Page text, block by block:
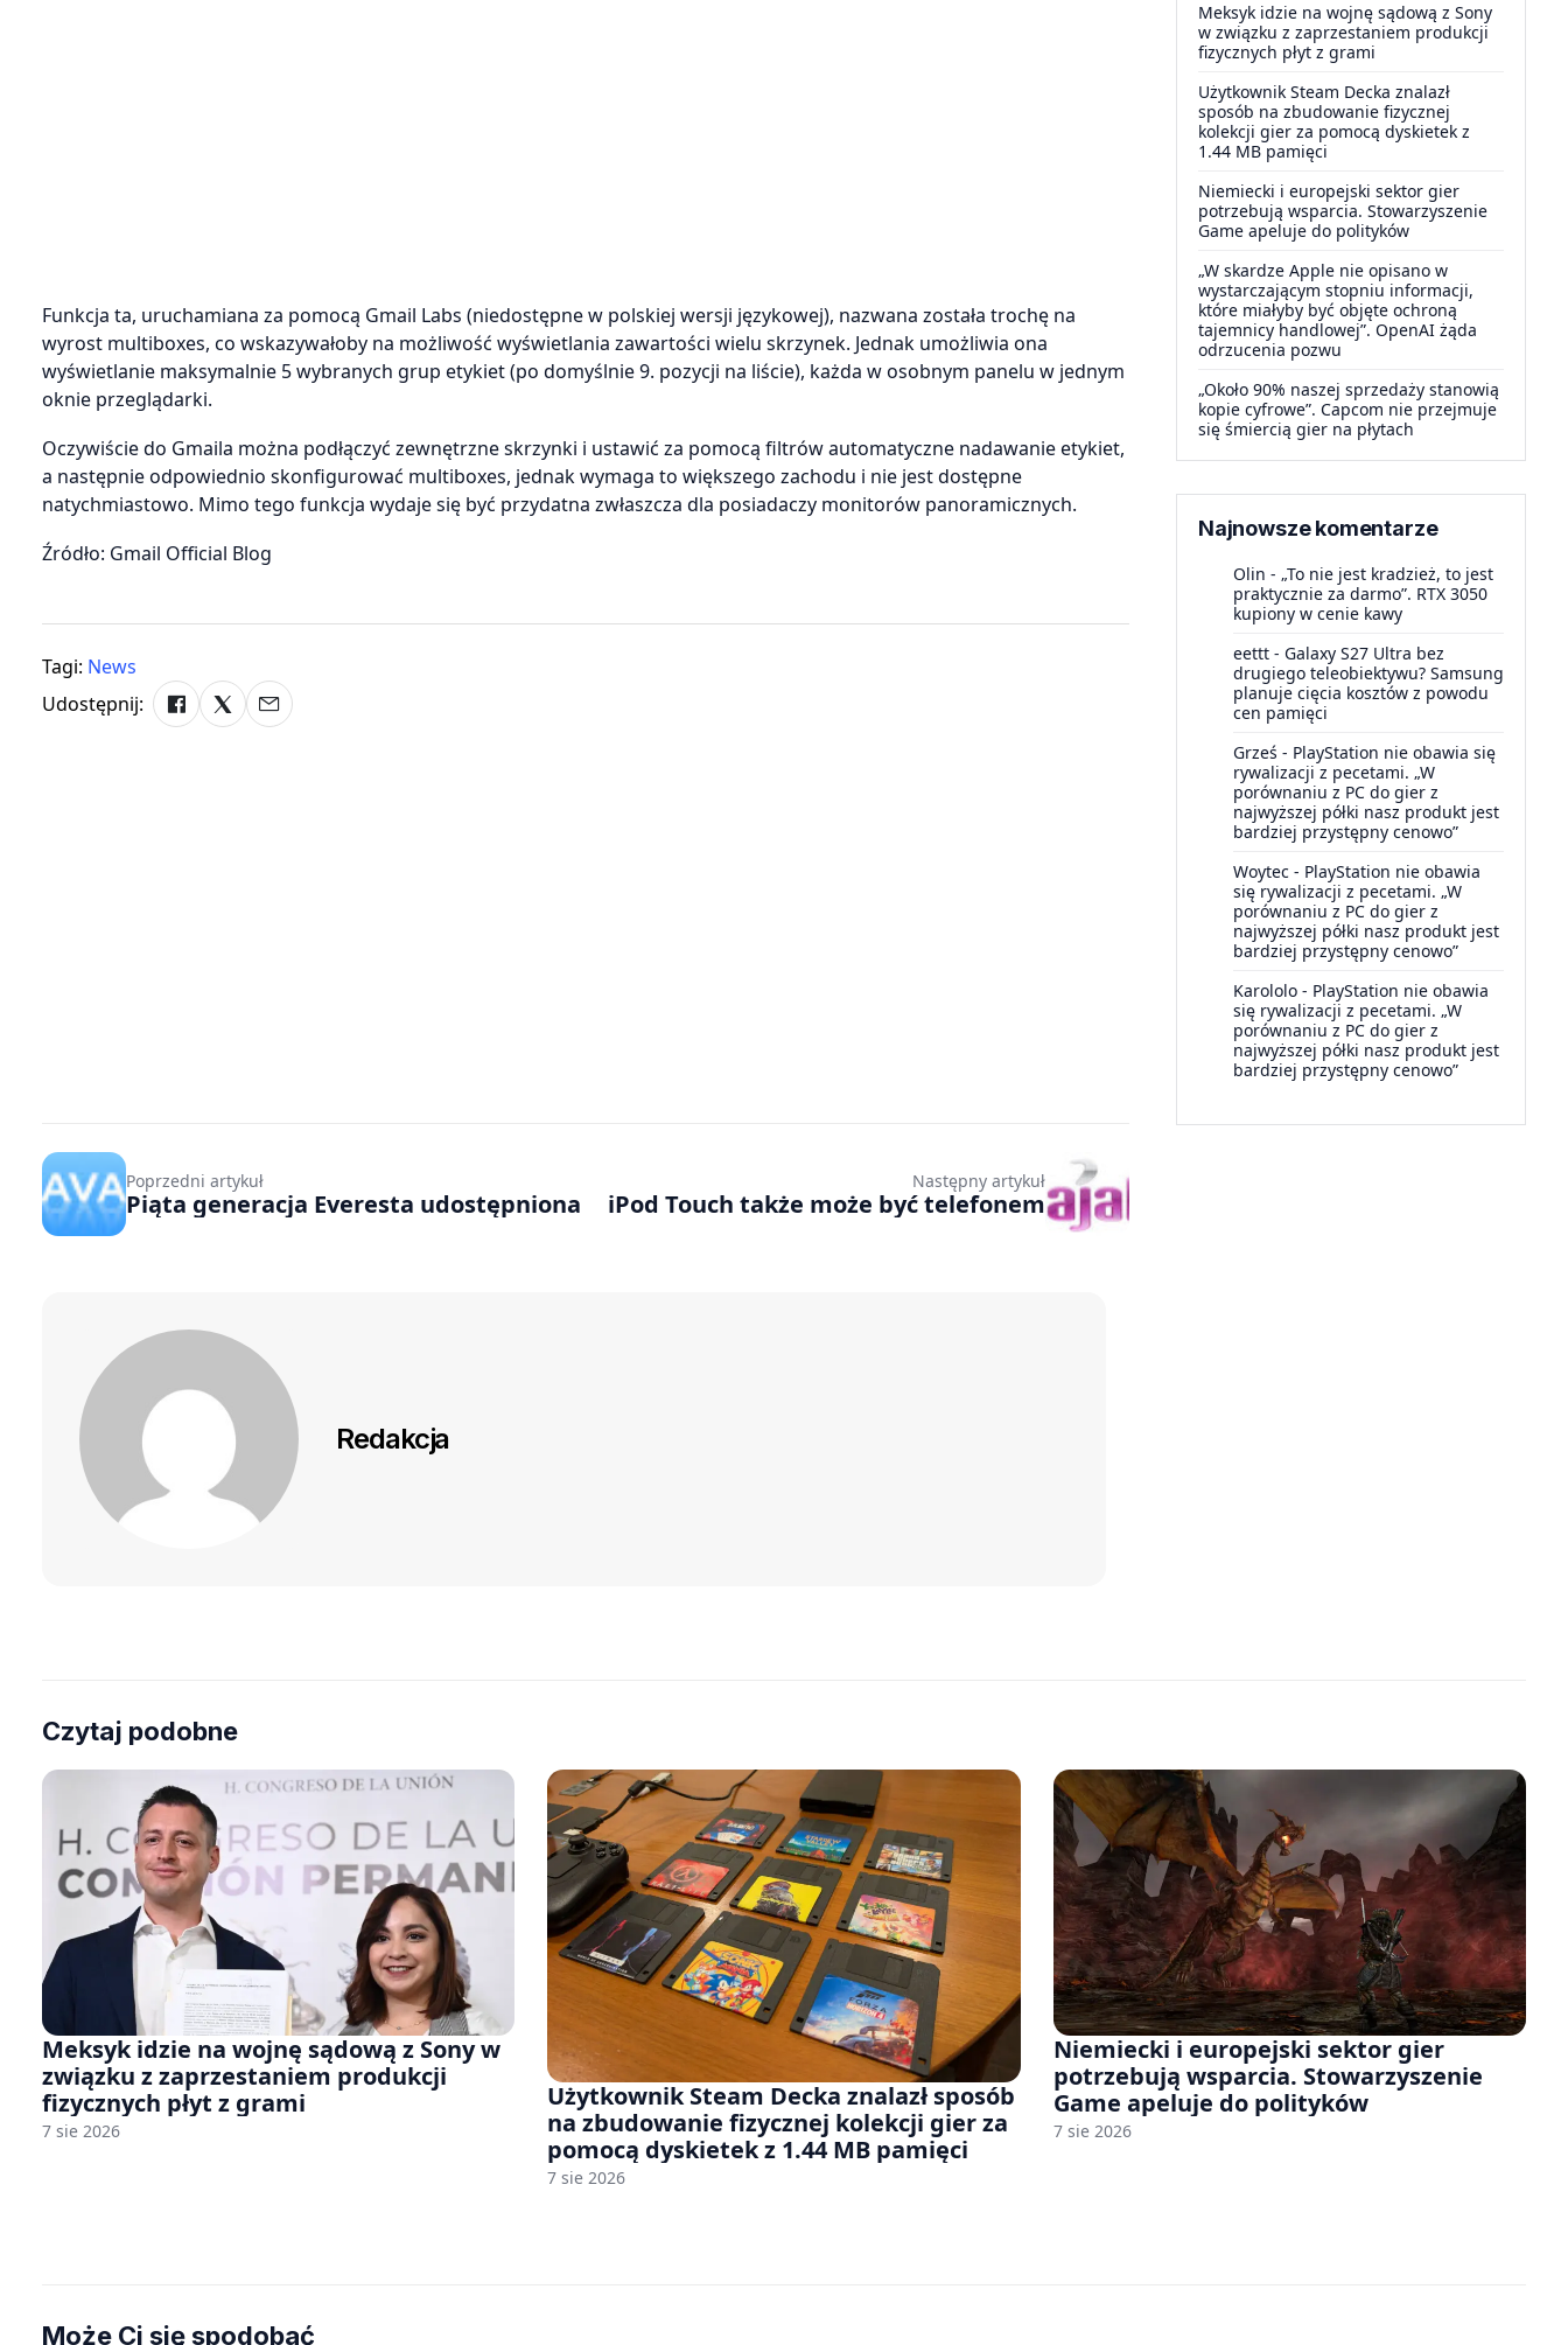
Funkcja ta, uruchamiana za pomocą Gmail Labs (niedostępne w polskiej wersji językowej), nazwana została trochę na
wyrost multiboxes, co wskazywałoby na możliwość wyświetlania zawartości wielu skrzynek. Jednak umożliwia ona
wyświetlanie maksymalnie 5 wybranych grup etykiet (po domyślnie 9. pozycji na liście), każda w osobnym panelu w jednym
oknie przeglądarki.
Oczywiście do Gmaila można podłączyć zewnętrzne skrzynki i ustawić za pomocą filtrów automatyczne nadawanie etykiet,
a następnie odpowiednio skonfigurować multiboxes, jednak wymaga to większego zachodu i nie jest dostępne
natychmiastowo. Mimo tego funkcja wydaje się być przydatna zwłaszcza dla posiadaczy monitorów panoramicznych.
Źródło: Gmail Official Blog
Tagi: News
Udostępnij:
Meksyk idzie na wojnę sądową z Sony
w związku z zaprzestaniem produkcji
fizycznych płyt z grami
Użytkownik Steam Decka znalazł
sposób na zbudowanie fizycznej
kolekcji gier za pomocą dyskietek z
1.44 MB pamięci
Niemiecki i europejski sektor gier
potrzebują wsparcia. Stowarzyszenie
Game apeluje do polityków
„W skardze Apple nie opisano w
wystarczającym stopniu informacji,
które miałyby być objęte ochroną
tajemnicy handlowej”. OpenAI żąda
odrzucenia pozwu
„Około 90% naszej sprzedaży stanowią
kopie cyfrowe”. Capcom nie przejmuje
się śmiercią gier na płytach
Najnowsze komentarze
Olin - „To nie jest kradzież, to jest
praktycznie za darmo”. RTX 3050
kupiony w cenie kawy
eettt - Galaxy S27 Ultra bez
drugiego teleobiektywu? Samsung
planuje cięcia kosztów z powodu
cen pamięci
Grześ - PlayStation nie obawia się
rywalizacji z pecetami. „W
porównaniu z PC do gier z
najwyższej półki nasz produkt jest
bardziej przystępny cenowo”
Woytec - PlayStation nie obawia
się rywalizacji z pecetami. „W
porównaniu z PC do gier z
najwyższej półki nasz produkt jest
bardziej przystępny cenowo”
Karololo - PlayStation nie obawia
się rywalizacji z pecetami. „W
porównaniu z PC do gier z
najwyższej półki nasz produkt jest
bardziej przystępny cenowo”
Poprzedni artykuł
Piąta generacja Everesta udostępniona
Następny artykuł
iPod Touch także może być telefonem
Redakcja
Czytaj podobne
Meksyk idzie na wojnę sądową z Sony w
związku z zaprzestaniem produkcji
fizycznych płyt z grami
7 sie 2026
Użytkownik Steam Decka znalazł sposób
na zbudowanie fizycznej kolekcji gier za
pomocą dyskietek z 1.44 MB pamięci
7 sie 2026
Niemiecki i europejski sektor gier
potrzebują wsparcia. Stowarzyszenie
Game apeluje do polityków
7 sie 2026
Może Ci się spodobać